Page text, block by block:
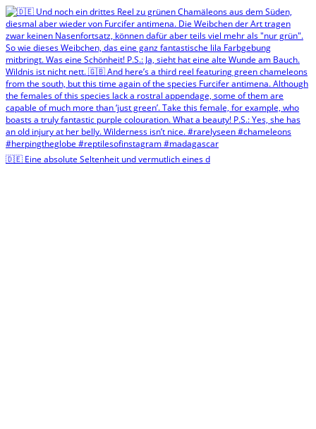
🇩🇪 Eine absolute Seltenheit und vermutlich eines d